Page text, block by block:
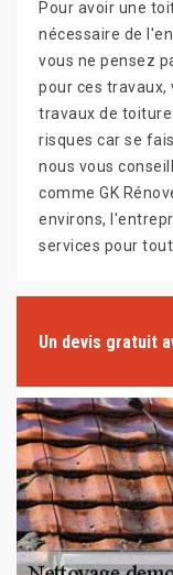
Pour avoir une
nécessaire de
vous ne pensez
pour ces
travaux de
risques car se
nous vous
comme GK
environs,
services pour
Un devis gratuit